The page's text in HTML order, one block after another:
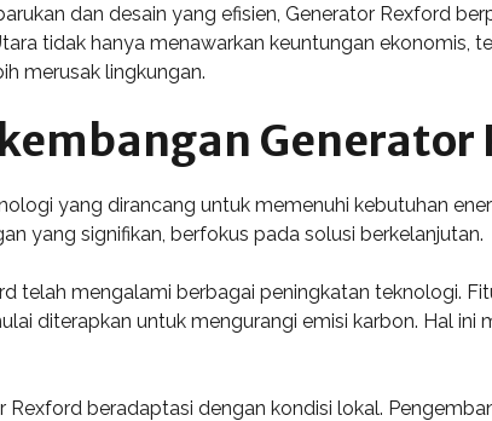
dan desain yang efisien, Generator Rexford
tidak hanya menawarkan keuntungan ekonomis,
merusak lingkungan.
Generator
yang dirancang untuk memenuhi kebutuhan
yang signifikan, berfokus pada solusi berkelanjutan.
telah mengalami berbagai peningkatan teknologi.
diterapkan untuk mengurangi emisi karbon. Hal
Rexford beradaptasi dengan kondisi lokal.